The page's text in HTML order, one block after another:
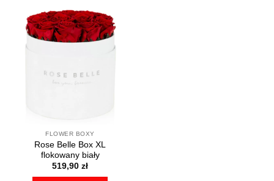
FLOWER BOXY
Rose Belle Box XL
flokowany biały
519,90 zł